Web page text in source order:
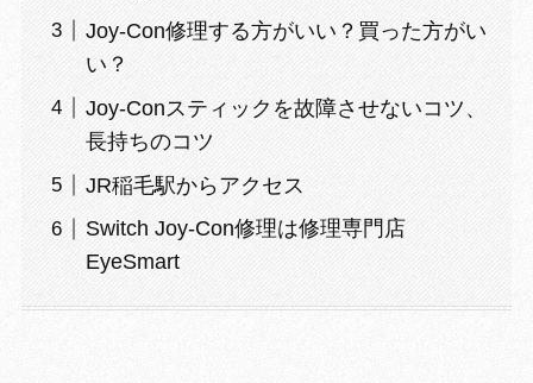
Joy-Con修理する方がいい？買った方がい
い？
Joy-Conスティックを故障させないコツ、
長持ちのコツ
JR稲毛駅からアクセス
Switch Joy-Con修理は修理専門店
EyeSmart